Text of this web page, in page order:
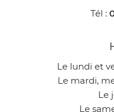
Tél :
Le lundi et
Le mardi,
Le
Le